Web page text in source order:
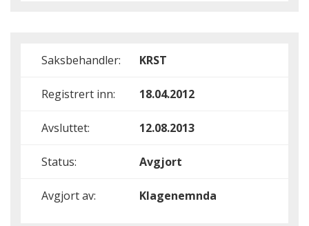
Saksbehandler: KRST
Registrert inn: 18.04.2012
Avsluttet: 12.08.2013
Status: Avgjort
Avgjort av: Klagenemnda